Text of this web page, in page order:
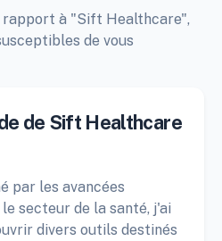
rapport à "Sift Healthcare",
de vous
de Sift Healthcare
par les avancées
secteur de la santé, j'ai
divers outils destinés